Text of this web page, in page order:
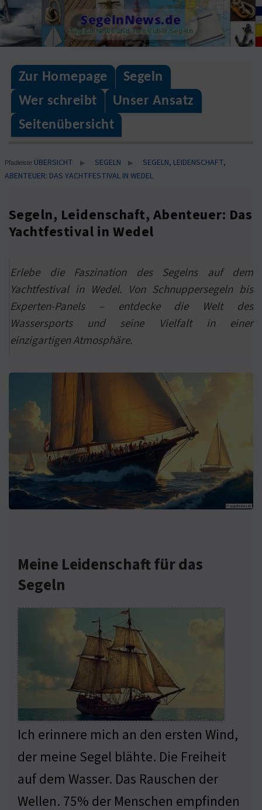
Skip
to
content
SegelnNews.de
Täglich News und Trens über Segeln
Zur Homepage
Segeln
Wer schreibt
Unser Ansatz
Seitenübersicht
Pfadleiste ÜBERSICHT ▶ SEGELN ▶
SEGELN, LEIDENSCHAFT,
ABENTEUER: DAS YACHTFESTIVAL IN WEDEL
Segeln, Leidenschaft, Abenteuer: Das
Yachtfestival in Wedel
Erlebe die Faszination des Segelns auf dem
Yachtfestival in Wedel. Von Schnuppersegeln bis
Experten-Panels – entdecke die Welt des
Wassersports und seine Vielfalt in einer
einzigartigen Atmosphäre.
Meine Leidenschaft für das
Segeln
Ich erinnere mich an den ersten Wind,
der meine Segel blähte. Die Freiheit
auf dem Wasser. Das Rauschen der
Wellen. 75% der Menschen empfinden